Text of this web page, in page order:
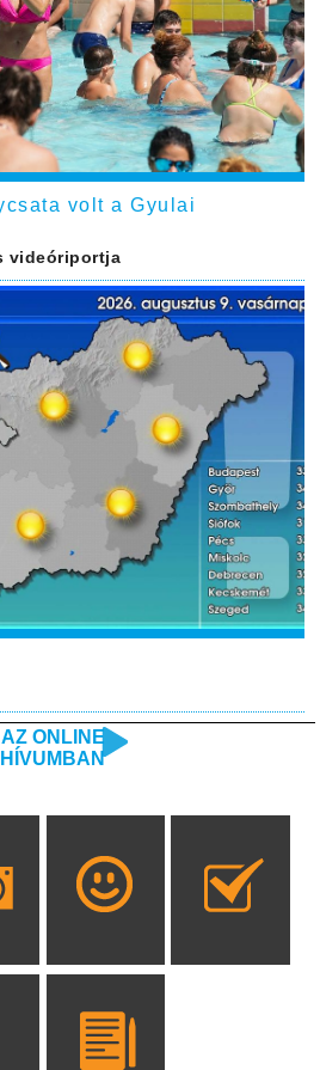
volt a Gyulai
videóriportja
ONLINE